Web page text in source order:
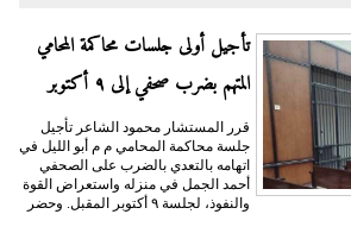
تأجيل أولى جلسات محاكمة المحامي
المتهم بضرب صحفي إلى ٩ أكتوبر
قرر المستشار محمود الشاعر تأجيل
جلسة محاكمة المحامي م م أبو الليل في
اتهامه بالتعدي بالضرب على الصحفي
أحمد الجمل في منزله واستعراض القوة
والنفوذ، لجلسة ٩ أكتوبر المقبل. وحضر